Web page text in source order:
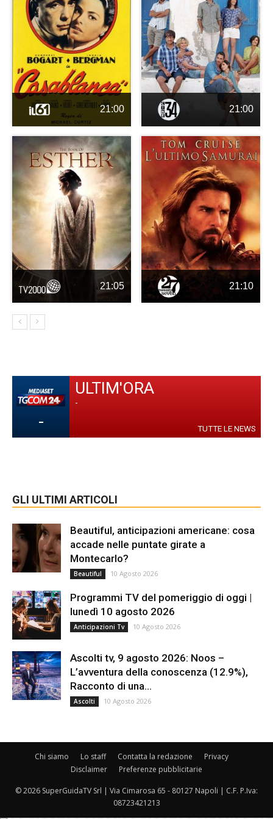
21:00 21:00
21:05 21:10
-
ULTIM'ORA
-
TUTTE LE NEWS
GLI ULTIMI ARTICOLI
Beautiful, anticipazioni americane: cosa
accade nelle puntate girate a
Montecarlo?
Beautiful 10 Agosto 2026
Programmi TV del pomeriggio di oggi |
lunedì 10 agosto 2026
Anticipazioni Tv 10 Agosto 2026
Ascolti tv, 9 agosto 2026: Noos –
L’avventura della conoscenza (12.9%),
Racconto di una...
Ascolti 10 Agosto 2026
Chi siamo Lo staff Contatta la redazione
Privacy
Disclaimer
Preferenze pubblicitarie
© 2026 SuperGuidaTV Srl | Via Cimarosa 65 - 80127 Napoli | C.F. P.Iva:
08723421213